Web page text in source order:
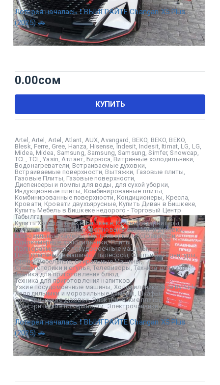
Лотерея началась ❗ ВЫИГРАЙТЕ Changan X5 Plus
(2025) 🚗
0.00сом
КУПИТЬ
Artel Artel Artel Atlant AUX Avangard BEKO BEKO BEKO,
Blesk Ferre Gree Hanza Hisense Indesit, Indesit, Itimat, LG LG
Midea Midea Samsung ,Samsung ,Samsung ,Simfer,Snowcap
TCL
TCL ,Yasin Атлант ,Бирюса ,Витринные холодильники ,
Водонагреватели Встраиваемые духовки
Встраиваемые поверхности Вытяжки Газовые плиты
Газовые Плиты Газовые поверхности
Диспенсеры и помпы для воды
для сухой уборки
Индукционные плиты Комбинированные плиты
Комбинированные поверхности Кондиционеры Кресла
Кровати, Кровати двухъярусные, Купить Диван в Бишкеке,
Купить Мебель в Бишкеке недорого - Торговый Центр
Табылга,
Купить Холодильник в Бишкеке,Кухонные гарнитуры,
Кухонные уголки,Микроволновые печи,Мини духовки,
Морозильные камеры,Мультиварки,Обогреватели,
Однокамерные холодильники,Плиты,
Полноразмерные посудомоечные машины,
Посудомоечные машины ,Пылесосы Спальные гарнитуры
Стенки мебельные,Стиральные Машины,
Столы столики и стулья ,Телевизоры,Техника для кухни,
Техника для приготовления блюд ,
Техника для приготовления напитков ,
Узкие посудомоечные машины Холодильники Side By Side,
Холодильники и морозильные камеры Шкафы,
Электрические духовки,Электрические плиты,
Электрические поверхности,Электрочайники
Лотерея началась ❗ ВЫИГРАЙТЕ Changan X5 Plus
(2025) 🚗